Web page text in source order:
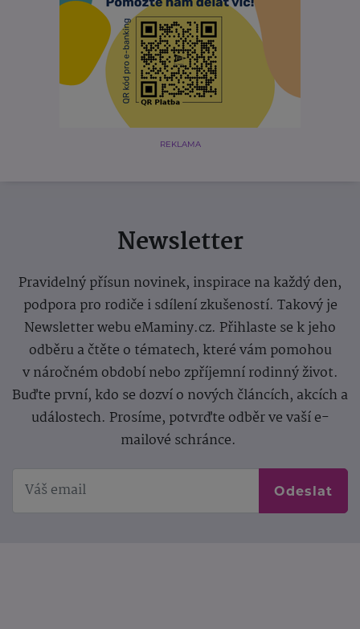
REKLAMA
Newsletter
Pravidelný přísun novinek, inspirace na každý den,
podpora pro rodiče i sdílení zkušeností. Takový je
Newsletter webu eMaminy.cz. Přihlaste se k jeho
odběru a čtěte o tématech, které vám pomohou
v náročném období nebo zpříjemní rodinný život.
Buďte první, kdo se dozví o nových článcích, akcích a
událostech. Prosíme, potvrďte odběr ve vaší e-
mailové schránce.
Odeslat